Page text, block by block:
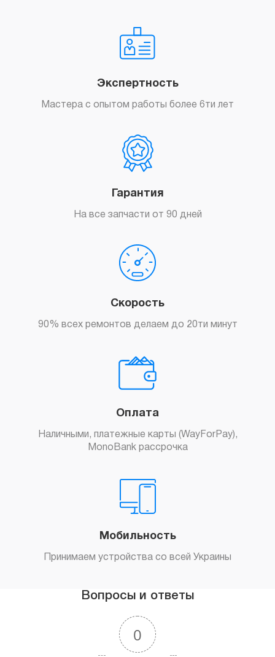
Экспертность
Мастера с опытом работы более 6ти лет
Гарантия
На все запчасти от 90 дней
Скорость
90% всех ремонтов делаем до 20ти минут
Оплата
Наличными, платежные карты (WayForPay),
MonoBank рассрочка
Мобильность
Принимаем устройства со всей Украины
Вопросы и ответы
0